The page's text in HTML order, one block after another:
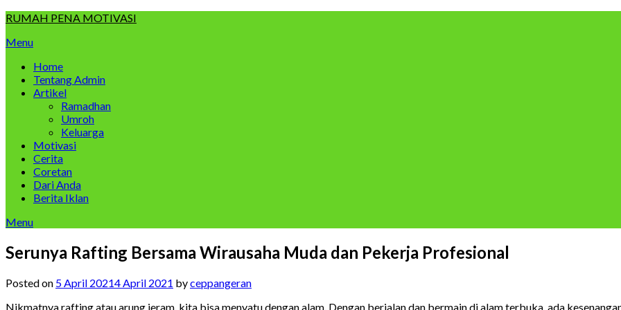
Skip
content
RUMAH PENA MOTIVASI
Menu
Home
Tentang Admin
Artikel
Ramadhan
Umroh
Keluarga
Motivasi
Cerita
Coretan
Dari Anda
Berita Iklan
Menu
Serunya Rafting Bersama Wirausaha Muda dan Pekerja Profesional
Posted on 5 April 20214 April 2021 byceppangeran
Nikmatnya rafting atau arung jeram, kita bisa menyatu dengan alam. Dengan berjalan dan bermain di alam terbuka, ada